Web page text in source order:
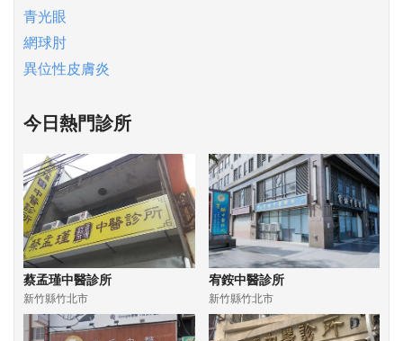
青光眼
網球肘
異位性皮膚炎
今日熱門診所
蔡孟瑾中醫診所
新竹縣竹北市
宥銨中醫診所
新竹縣竹北市